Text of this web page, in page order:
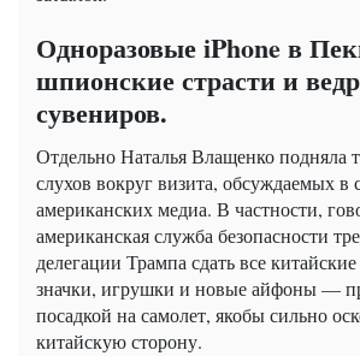
Одноразовые iPhone в
шпионские страсти и
сувениров.
Отдельно Наталья Влащенко подняла
слухов вокруг визита, обсуждаемых в
американских медиа. В частности,
американская служба безопасности
делегации Трампа сдать все
значки, игрушки и новые айфоны —
посадкой на самолет, якобы сильно
китайскую сторону.